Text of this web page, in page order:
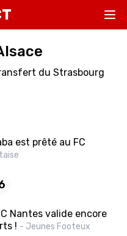
du Strasbourg
est prêté au FC
Nantes valide encore
! - Jeunes Footeux